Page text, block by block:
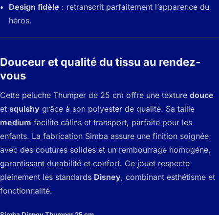
Design fidèle : retranscrit parfaitement l’apparence du
héros.
Douceur et qualité du tissu au rendez-
vous
Cette peluche Thumper de 25 cm offre une texture douce
et squishy grâce à son polyester de qualité. Sa taille
medium facilite câlins et transport, parfaite pour les
enfants. La fabrication Simba assure une finition soignée
avec des coutures solides et un rembourrage homogène,
garantissant durabilité et confort. Ce jouet respecte
pleinement les standards Disney, combinant esthétisme et
fonctionnalité.